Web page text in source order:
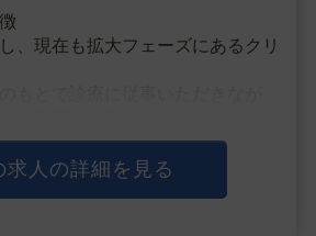
、現在も拡大フェーズにあるクリ
務に集中できる環境を整えてお
やチーム運営に関わる機会もあり
求人の詳細を見る